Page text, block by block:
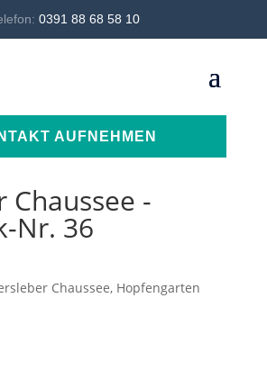
0391 88 68 58 10
AUFNEHMEN
-
Nr. 36
Chaussee, Hopfengarten